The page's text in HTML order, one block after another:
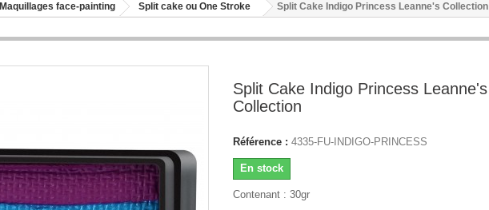
Maquillages face-painting Split cake ou One Stroke Split Cake Indigo Princess Leanne's Collection
Split Cake Indigo Princess Leanne's
Collection
Référence : 4335-FU-INDIGO-PRINCESS
En stock
Contenant : 30gr